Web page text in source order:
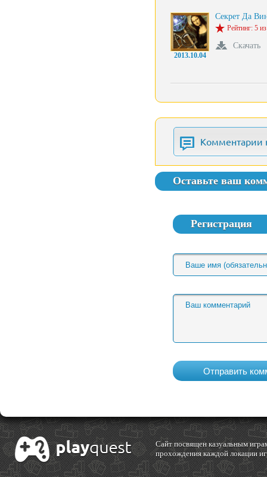
2013.10.04
Секрет Да
Рейтинг: 5
Скачать
Комментарии
Оставьте ваш
Регистрация
Cайт посвящен казуальным
прохождения каждой локации